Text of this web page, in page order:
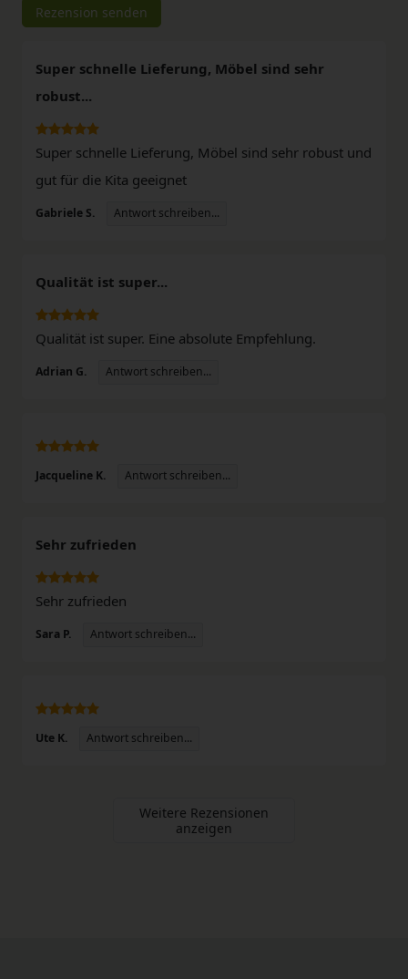
Rezension senden
Super schnelle Lieferung, Möbel sind sehr
robust...
Super schnelle Lieferung, Möbel sind sehr robust und
gut für die Kita geeignet
Gabriele S. Antwort schreiben...
Qualität ist super...
Qualität ist super. Eine absolute Empfehlung.
Adrian G. Antwort schreiben...
Jacqueline K. Antwort schreiben...
Sehr zufrieden
Sehr zufrieden
Sara P. Antwort schreiben...
Ute K. Antwort schreiben...
Weitere Rezensionen
anzeigen